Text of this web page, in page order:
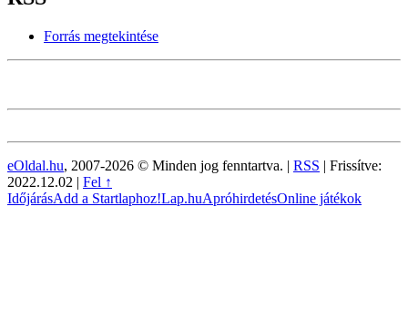
Forrás megtekintése
eOldal.hu, 2007-2026 © Minden jog fenntartva. | RSS | Frissítve:
2022.12.02 | Fel ↑
IdőjárásAdd a Startlaphoz!Lap.huApróhirdetésOnline játékok